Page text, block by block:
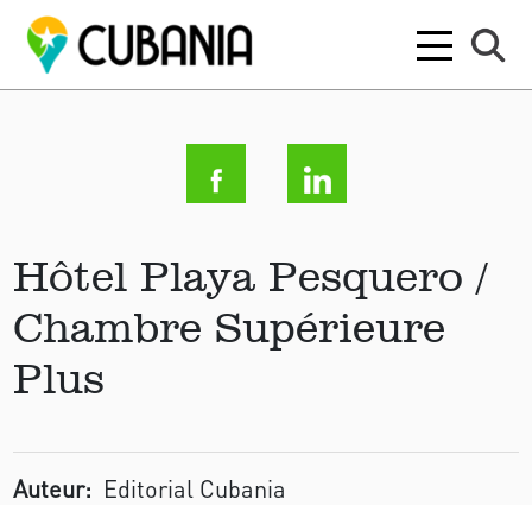
Hôtel Playa Pesquero /
Chambre Supérieure
Plus
Auteur: Editorial Cubania